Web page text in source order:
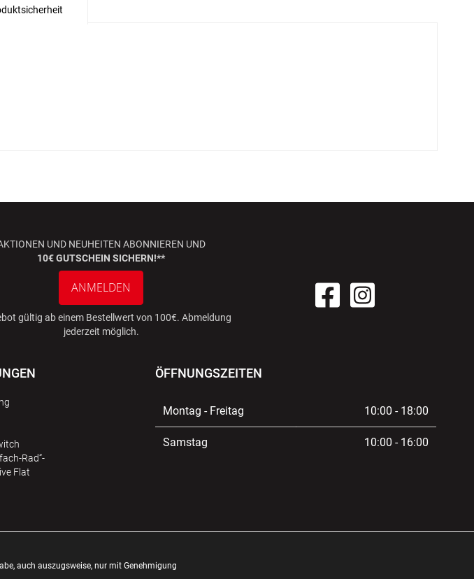
UND NEUHEITEN ABONNIEREN UND
10€ GUTSCHEIN SICHERN!**
ANMELDEN
gültig ab einem Bestellwert von 100€. Abmeldung
jederzeit möglich.
ÖFFNUNGSZEITEN
Montag - Freitag 10:00 - 18:00
Samstag 10:00 - 16:00
Rad“-
Flat
auch auszugsweise, nur mit Genehmigung